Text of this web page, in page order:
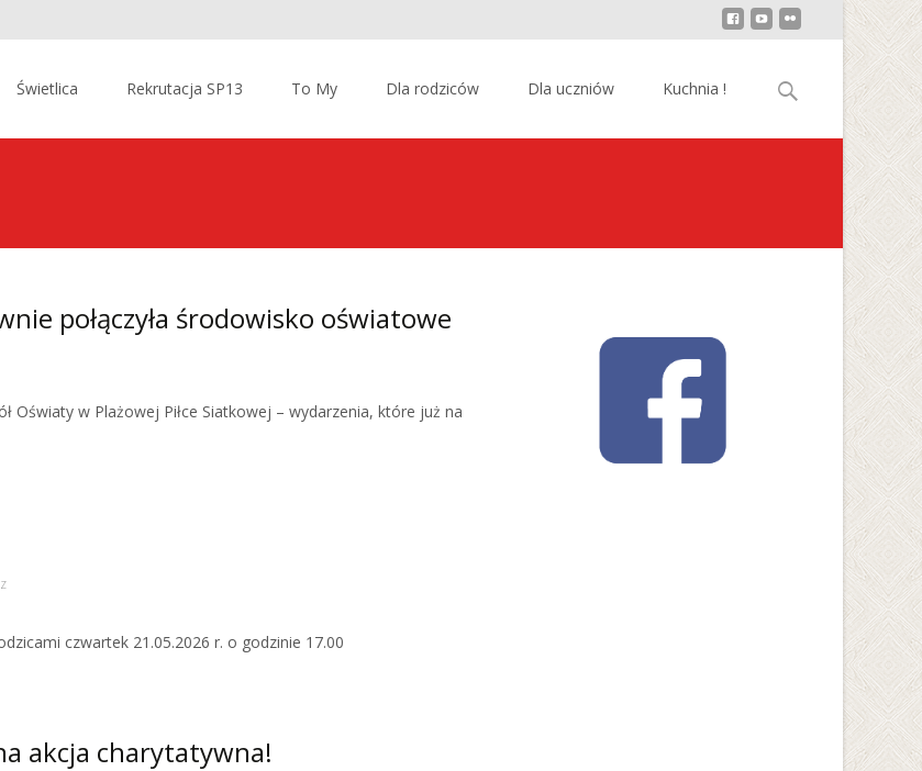
Świetlica Rekrutacja SP13 To My Dla rodziców Dla uczniów Kuchnia ! Szukaj:
połączyła środowisko oświatowe
Oświaty w Plażowej Piłce Siatkowej – wydarzenia, które już na
czwartek 21.05.2026 r. o godzinie 17.00
akcja charytatywna!